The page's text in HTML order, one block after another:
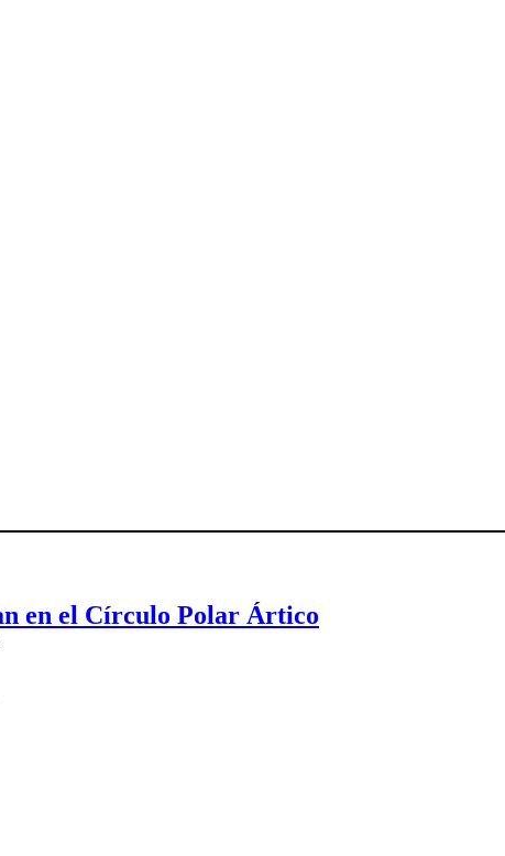
en el Círculo Polar Ártico